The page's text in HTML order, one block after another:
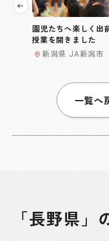
園児たちへ楽しく出
授業を開きました
新潟県 JA新潟市
一覧へ
「長野県